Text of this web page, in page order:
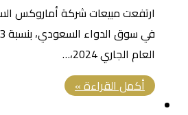
ارتفعت مبيعات شركة أماروكس
العام الجاري 2024،…
أكمل القراءة »